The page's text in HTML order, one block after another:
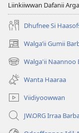
Liinkiiwwan Dafanii
Dhufnee Si
Walgaʼii Gumii
(opens
new
window)
Walga'ii Naannoo
(opens
new
window)
Wanta Haaraa
Viidiyoowwan
JW.ORG Irraa